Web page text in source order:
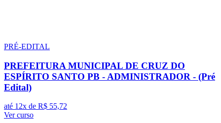
PRÉ-EDITAL
PREFEITURA MUNICIPAL DE CRUZ DO
ESPÍRITO SANTO PB - ADMINISTRADOR - (Pré
Edital)
até 12x de R$ 55,72
Ver curso